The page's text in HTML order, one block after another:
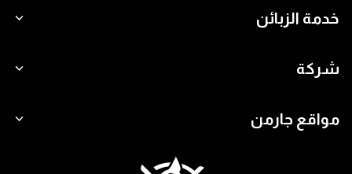
خدمة الزبائن
شركة
مواقع جارمن